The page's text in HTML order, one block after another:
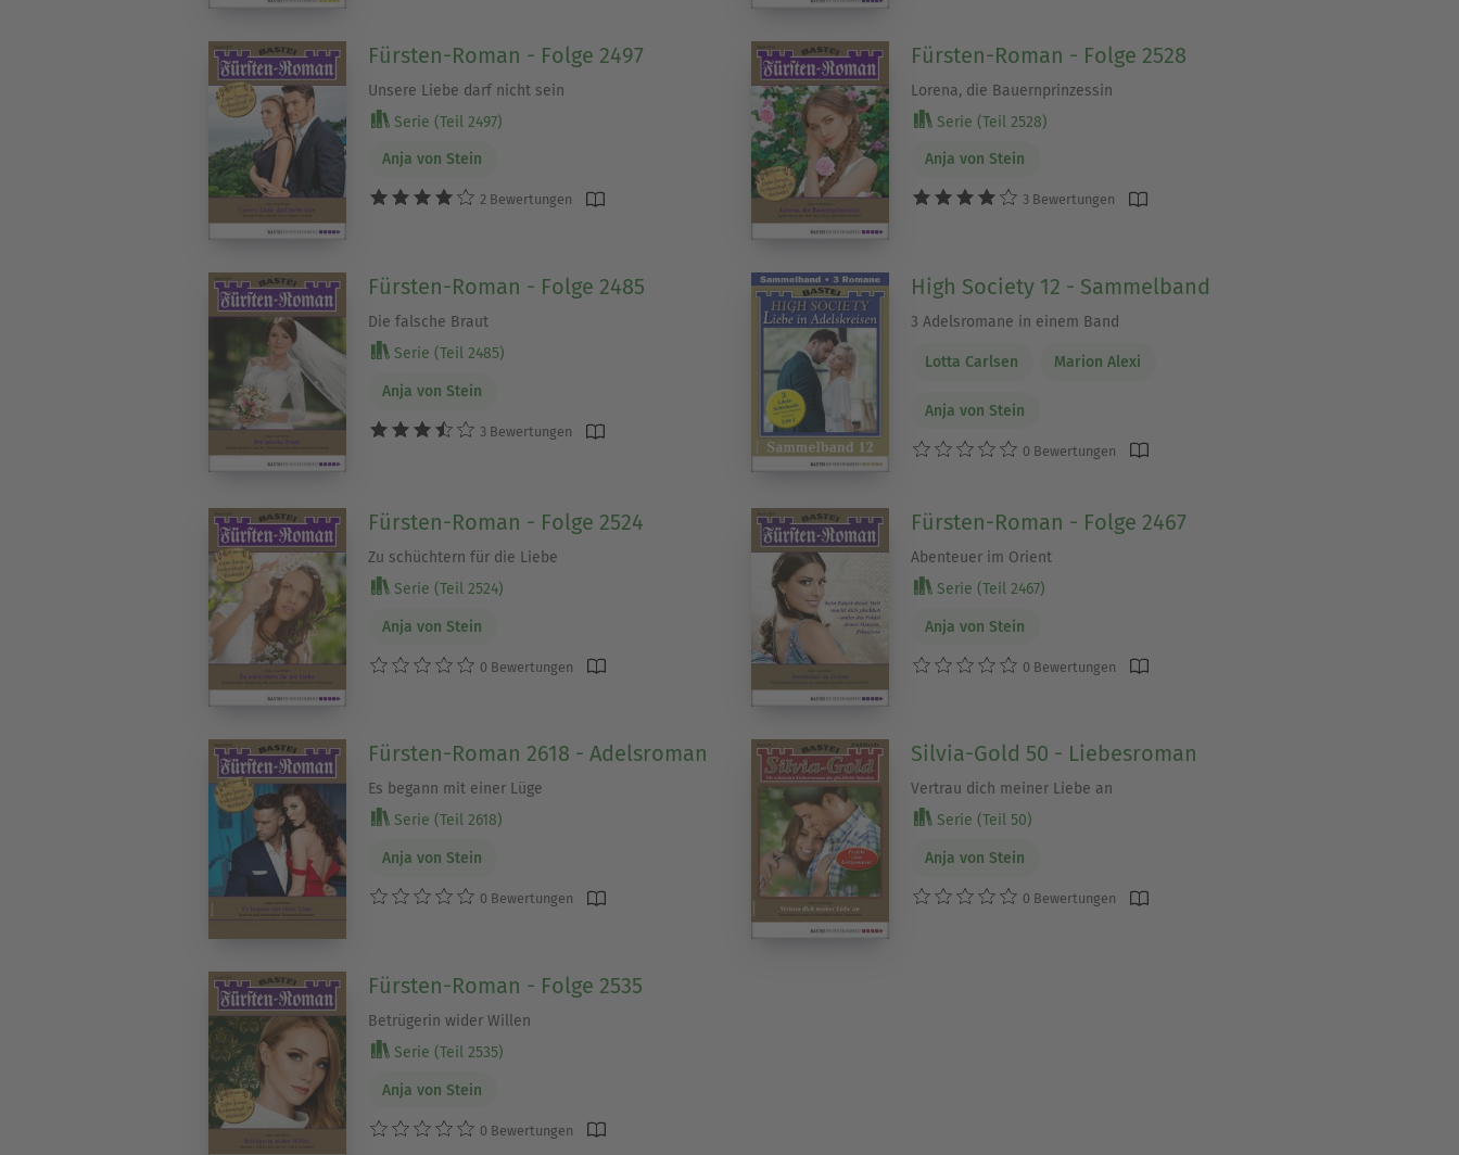
Fürsten-Roman - Folge 2497
Unsere Liebe darf nicht sein
Serie (Teil 2497)
Anja von Stein
2 Bewertungen
Fürsten-Roman - Folge 2528
Lorena, die Bauernprinzessin
Serie (Teil 2528)
Anja von Stein
3 Bewertungen
Fürsten-Roman - Folge 2485
Die falsche Braut
Serie (Teil 2485)
Anja von Stein
3 Bewertungen
High Society 12 - Sammelband
3 Adelsromane in einem Band
Lotta Carlsen Marion Alexi
Anja von Stein
0 Bewertungen
Fürsten-Roman - Folge 2524
Zu schüchtern für die Liebe
Serie (Teil 2524)
Anja von Stein
0 Bewertungen
Fürsten-Roman - Folge 2467
Abenteuer im Orient
Serie (Teil 2467)
Anja von Stein
0 Bewertungen
Fürsten-Roman 2618 - Adelsroman
Es begann mit einer Lüge
Serie (Teil 2618)
Anja von Stein
0 Bewertungen
Silvia-Gold 50 - Liebesroman
Vertrau dich meiner Liebe an
Serie (Teil 50)
Anja von Stein
0 Bewertungen
Fürsten-Roman - Folge 2535
Betrügerin wider Willen
Serie (Teil 2535)
Anja von Stein
0 Bewertungen